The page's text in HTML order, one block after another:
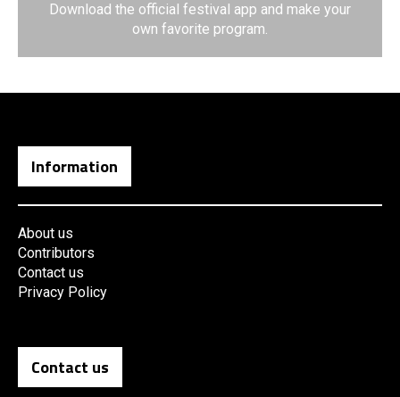
Download the official festival app and make your
own favorite program.
Information
About us
Contributors
Contact us
Privacy Policy
Contact us